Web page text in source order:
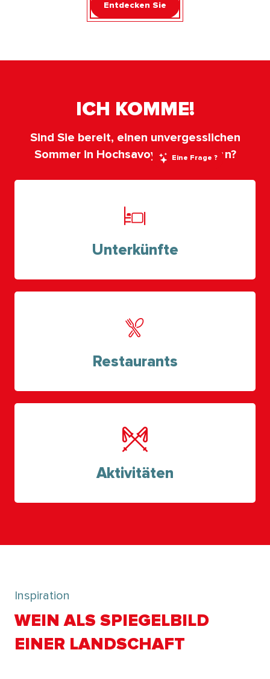
Eine Frage ?
Entdecken Sie
ICH KOMME!
Sind Sie bereit, einen unvergesslichen
Sommer in Hochsavoyen zu erleben?
Unterkünfte
Restaurants
Aktivitäten
Inspiration
WEIN ALS SPIEGELBILD
EINER LANDSCHAFT